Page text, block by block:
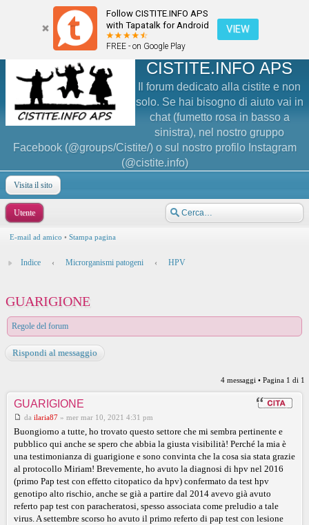
Follow CISTITE.INFO APS
with Tapatalk for Android
FREE - on Google Play
VIEW
CISTITE.INFO APS
Il forum dedicato alla cistite e non
solo. Se hai bisogno di aiuto vai in
chat (fumetto rosa in basso a
sinistra), nel nostro gruppo
Facebook (@groups/Cistite/) o sul nostro profilo Instagram
(@cistite.info)
Visita il sito
Utente
E-mail ad amico • Stampa pagina
Indice ‹ Microrganismi patogeni ‹ HPV
GUARIGIONE
Regole del forum
Rispondi al messaggio
4 messaggi • Pagina 1 di 1
GUARIGIONE
da ilaria87 » mer mar 10, 2021 4:31 pm
Buongiorno a tutte, ho trovato questo settore che mi sembra pertinente e
pubblico qui anche se spero che abbia la giusta visibilità! Perché la mia è
una testimonianza di guarigione e sono convinta che la cosa sia stata grazie
al protocollo Miriam! Brevemente, ho avuto la diagnosi di hpv nel 2016
(primo Pap test con effetto citopatico da hpv) confermato da test hpv
genotipo alto rischio, anche se già a partire dal 2014 avevo già avuto
referto pap test con paracheratosi, spesso associata come preludio a tale
virus. A settembre scorso ho avuto il primo referto di pap test con lesione